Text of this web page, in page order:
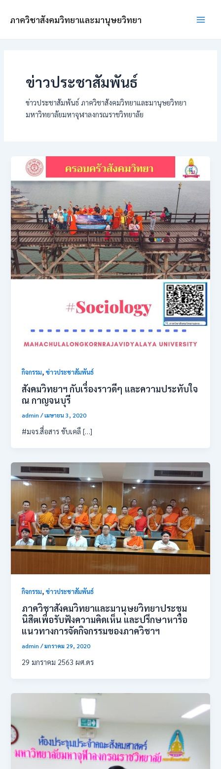
ภาควิชาสังคมวิทยาและมานุษยวิทยา
ข่าวประชาสัมพันธ์
ข่าวประชาสัมพันธ์ ภาควิชาสังคมวิทยาและมานุษยวิทยา
มหาวิทยาลัยมหาจุฬาลงกรณราชวิทยาลัย
กิจกรรม ,ข่าวประชาสัมพันธ์
สังคม​วิทยาฯ​ กับเรื่องราวดีๆ​ และความประทับใจ​
ณ​ กาญจนบุรี
admin/เมษายน 3, 2020
#มจร.สื่อสาร ขับเคลื […]
กิจกรรม ,ข่าวประชาสัมพันธ์
ภาควิชาสังคมวิทยาและมานุษยวิทยาประชุม
นิสิตเพื่อรับฟังความคิดเห็น และปรึกษาหารือ
แนวทางการจัดกิจกรรมของภาควิชาฯ
admin/มกราคม 29, 2020
29 มกราคม 2563 ผศ.ดร
pagination